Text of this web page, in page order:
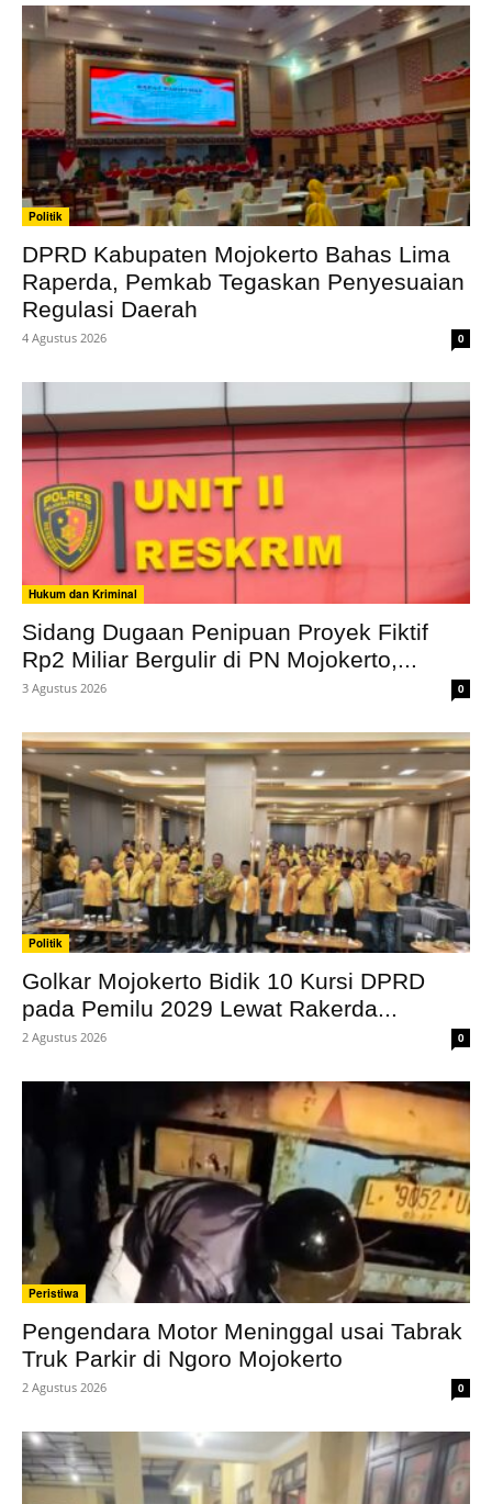
Politik
DPRD Kabupaten Mojokerto Bahas Lima
Raperda, Pemkab Tegaskan Penyesuaian
Regulasi Daerah
4 Agustus 2026 0
Hukum dan Kriminal
Sidang Dugaan Penipuan Proyek Fiktif
Rp2 Miliar Bergulir di PN Mojokerto,...
3 Agustus 2026 0
Politik
Golkar Mojokerto Bidik 10 Kursi DPRD
pada Pemilu 2029 Lewat Rakerda...
2 Agustus 2026 0
Peristiwa
Pengendara Motor Meninggal usai Tabrak
Truk Parkir di Ngoro Mojokerto
2 Agustus 2026 0